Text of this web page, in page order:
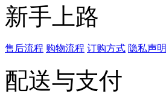
新手上路
售后流程 购物流程 订购方式 隐私声明
配送与支付